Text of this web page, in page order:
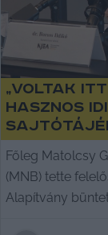
„Voltak
hasznos
Főleg Matolcsy
(MNB) tette
Alapítvány